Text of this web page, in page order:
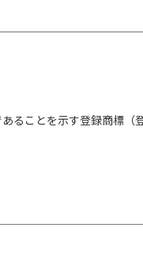
上の神社を巡って
ことを示す登録商標（